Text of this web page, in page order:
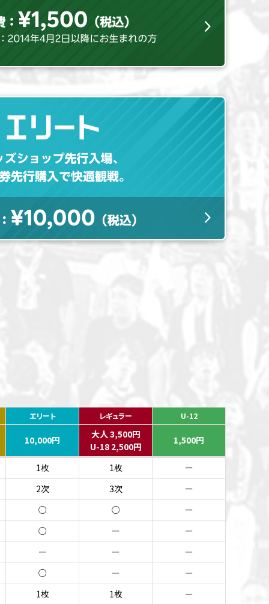
エリート レギュラー U-12
10,000円
大人 3,500円
U-18 2,500円
1,500円
1枚 1枚
ー
2次
3次
ー
○
○
ー
○
ー
ー
ー
ー
ー
○
ー
ー
1枚
1枚 ー